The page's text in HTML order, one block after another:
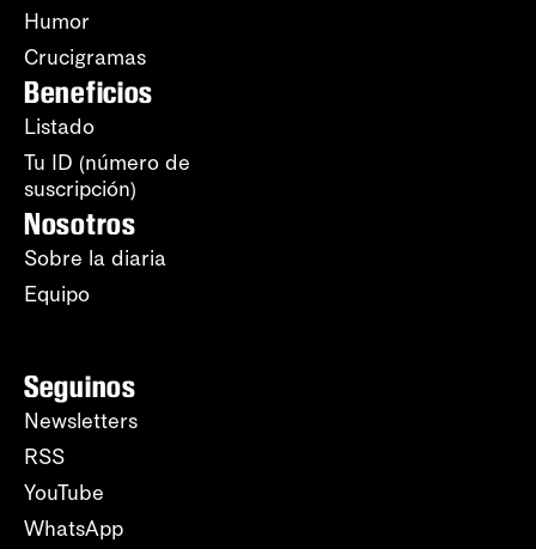
Humor
Crucigramas
Beneficios
Listado
Tu ID (número de
suscripción)
Nosotros
Sobre la diaria
Equipo
Seguinos
Newsletters
RSS
YouTube
WhatsApp